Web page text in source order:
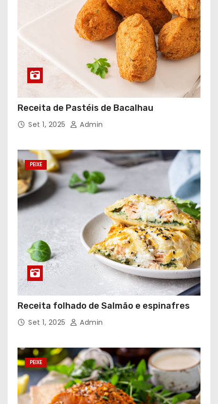
Receita de Pastéis de Bacalhau
Set 1, 2025 Admin
PEIXE
Receita folhado de Salmão e espinafres
Set 1, 2025 Admin
PEIXE